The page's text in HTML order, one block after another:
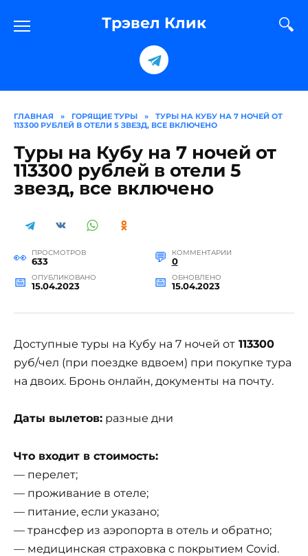
содержанию
Трэвел Клик
ГЛАВНАЯ » ГОРЯЩИЕ ТУРЫ »
ТУРЫ НА КУБУ НА 7 НОЧЕЙ ОТ
113300 РУБЛЕЙ В ОТЕЛИ 5 ЗВЕЗД, ВСЕ ВКЛЮЧЕНО
Туры на Кубу на 7 ночей от
113300 рублей в отели 5
звезд, все включено
ПРОСМОТРОВ
633
КОММЕНТАРИИ
0
ОПУБЛИКОВАНО
15.04.2023
ОБНОВЛЕНО
15.04.2023
Доступные туры на Кубу на 7 ночей от 113300
руб/чел (при поездке вдвоем) при покупке тура
на двоих. Бронь онлайн, документы на почту.
Даты вылетов: разные дни
Что входит в стоимость:
— перелет;
— проживание в отеле;
— питание, если указано;
— трансфер из аэропорта в отель и обратно;
— медицинская страховка с покрытием Covid.